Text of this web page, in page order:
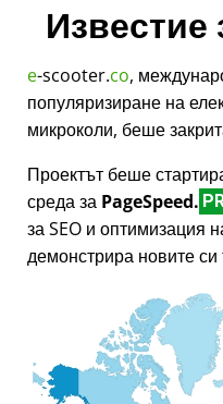
Известие
e-scooter.co,
популяризиране на
микроколи, беше
Проектът беше
среда за PageSpeed.
за SEO и оптимизация
демонстрира новите си